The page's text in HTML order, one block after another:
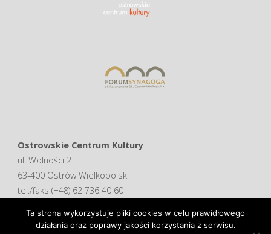
Ostrowskie Centrum Kultury
ul. Wolności 2
63-400 Ostrów Wielkopolski
tel./faks (+48) 62 736 40 60
Deklaracja dostępności
Ta strona wykorzystuje pliki cookies w celu prawidłowego
działania oraz poprawy jakości korzystania z serwisu.